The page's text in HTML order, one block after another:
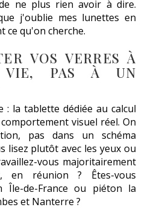
ne plus rien avoir à dire.
j'oublie mes lunettes en
ce qu'on cherche.
VOS VERRES À
VIE, PAS À UN
: la tablette dédiée au calcul
visuel réel. On
pas dans un schéma
lisez plutôt avec les yeux ou
vous majoritairement
en réunion ? Êtes-vous
Île-de-France ou piéton la
et Nanterre ?